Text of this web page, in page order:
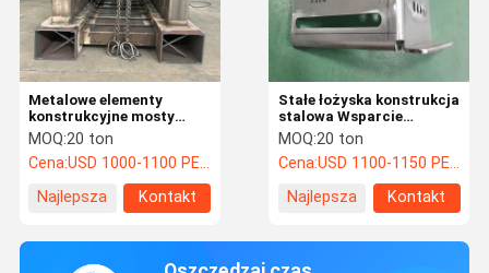
Metalowe elementy
konstrukcyjne mosty
konstrukcje stalowe
Przetwarzanie mosty
molo
MOQ:20 ton
Cena:USD 1000-1100 PER TON
Najlepsza
Kontakt
Stałe łożyska konstrukcja
stalowa Wsparcie
Niestandardowe małe
elementy konstrukcyjne
MOQ:20 ton
Cena:USD 1100-1150 PER TON
Najlepsza
Kontakt